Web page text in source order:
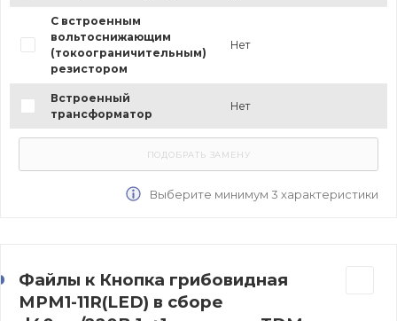
С встроенным
вольтоснижающим
(токоограничительным)
резистором
Нет
Встроенный
трансформатор
Нет
Выберите минимум 3 характеристики
Файлы к Кнопка грибовидная
МРМ1-11R(LED) в сборе